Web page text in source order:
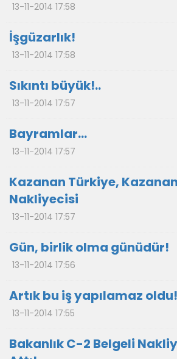
13-11-2014 17:58
İşgüzarlık!
13-11-2014 17:58
Sıkıntı büyük!..
13-11-2014 17:57
Bayramlar...
13-11-2014 17:57
Kazanan Türkiye,
Nakliyecisi
13-11-2014 17:57
Gün, birlik olma günüdür!
13-11-2014 17:56
Artık bu iş yapılamaz oldu!
13-11-2014 17:55
Bakanlık C-2 Belgeli